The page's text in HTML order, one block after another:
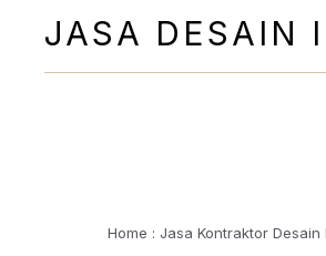
JASA DESAIN
Home : Jasa Kontraktor